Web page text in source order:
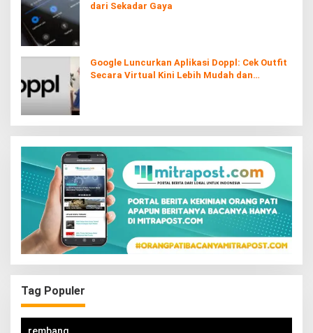
dari Sekadar Gaya
Google Luncurkan Aplikasi Doppl: Cek Outfit
Secara Virtual Kini Lebih Mudah dan
Tag Populer